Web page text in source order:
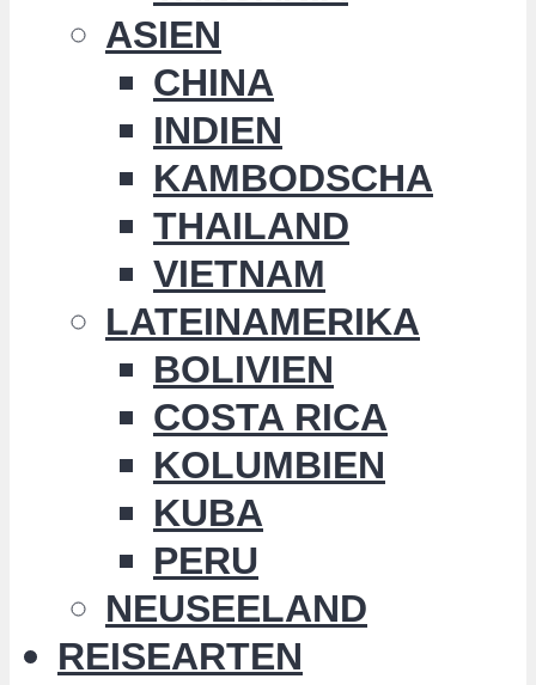
ASIEN
CHINA
INDIEN
KAMBODSCHA
THAILAND
VIETNAM
LATEINAMERIKA
BOLIVIEN
COSTA RICA
KOLUMBIEN
KUBA
PERU
NEUSEELAND
REISEARTEN